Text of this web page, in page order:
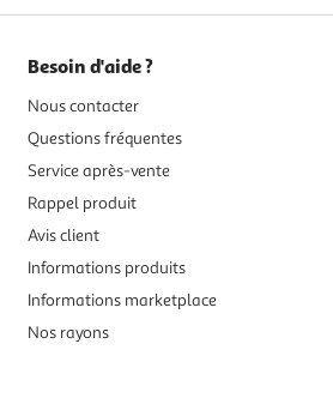
Besoin d'aide ?
Nous contacter
Questions fréquentes
Service après-vente
Rappel produit
Avis client
Informations produits
Informations marketplace
Nos rayons